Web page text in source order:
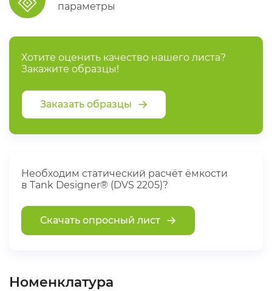
параметры
Хотите оценить качество нашего листа?
Закажите образцы!
Заказать образцы
Необходим статический расчёт ёмкости
в Tank Designer® (DVS 2205)?
Скачать опросный лист
Номенклатура